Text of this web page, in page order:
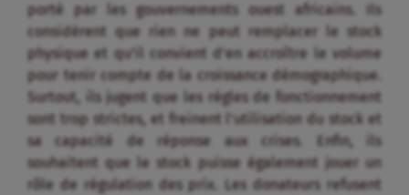
porté par les gouvernements ouest africains. Ils
considèrent que rien ne peut remplacer le stock
physique et qu’il convient d’en accroître le volume
pour tenir compte de la croissance démographique.
Surtout, ils jugent que les règles de fonctionnement
sont trop strictes, et freinent l’utilisation du stock et
sa capacité de réponse aux crises. Enfin, ils
souhaitent que le stock puisse également jouer un
rôle de régulation des prix. Les donateurs refusent